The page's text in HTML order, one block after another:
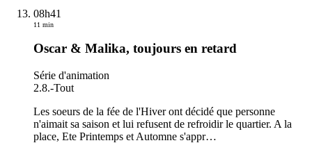
08h41
11 min
Oscar & Malika, toujours en retard
Série d'animation
2.8.-Tout
Les soeurs de la fée de l'Hiver ont décidé que personne
n'aimait sa saison et lui refusent de refroidir le quartier. A la
place, Ete Printemps et Automne s'appr…